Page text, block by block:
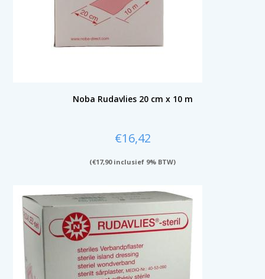
Noba Rudavlies 20 cm x 10 m
€16,42
(€17,90inclusief 9% BTW)